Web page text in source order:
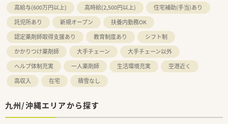
高給与(600万円以上)
高時給(2,500円以上)
住宅補助(手当)あり
託児所あり
新規オープン
扶養内勤務OK
認定薬剤師取得支援あり
教育制度あり
シフト制
かかりつけ薬剤師
大手チェーン
大手チェーン以外
ヘルプ体制充実
一人薬剤師 生活環境充実
空港近く
高収入
在宅 積雪なし
九州/沖縄エリアから探す